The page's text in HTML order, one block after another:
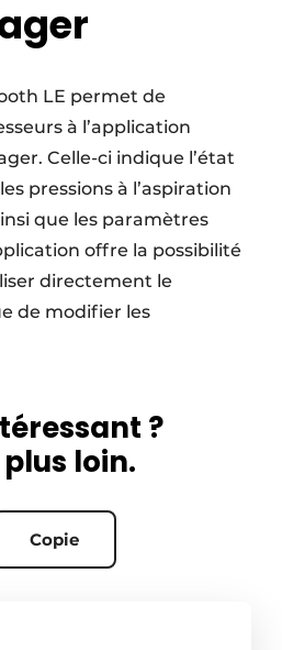
LE permet de
à l’application
Celle-ci indique l’état
pressions à l’aspiration
que les paramètres
offre la possibilité
directement le
de modifier les
?
loin.
Copie